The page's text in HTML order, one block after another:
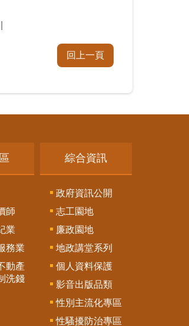
回上一頁
師
業
務業
動產
洗錢
綜合資訊
政府資訊公開
志工園地
廉政園地
地政講堂系列
個人資料保護
影音出版品類
性別主流化專區
性騷擾防治專區